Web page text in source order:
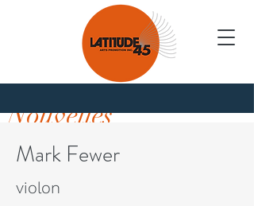
Nouvelles
Mark Fewer
violon